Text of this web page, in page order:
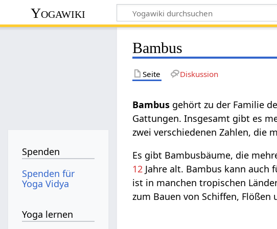
Yogawiki
Bambus
Seite Diskussion
gehört zu der Familie
Gattungen. Insgesamt gibt es
zwei verschiedenen Zahlen, die
Es gibt Bambusbäume, die
12 Jahre alt. Bambus kann auch
ist in manchen tropischen
zum Bauen von Schiffen,
Spenden
Spenden für
Yoga Vidya
Yoga lernen